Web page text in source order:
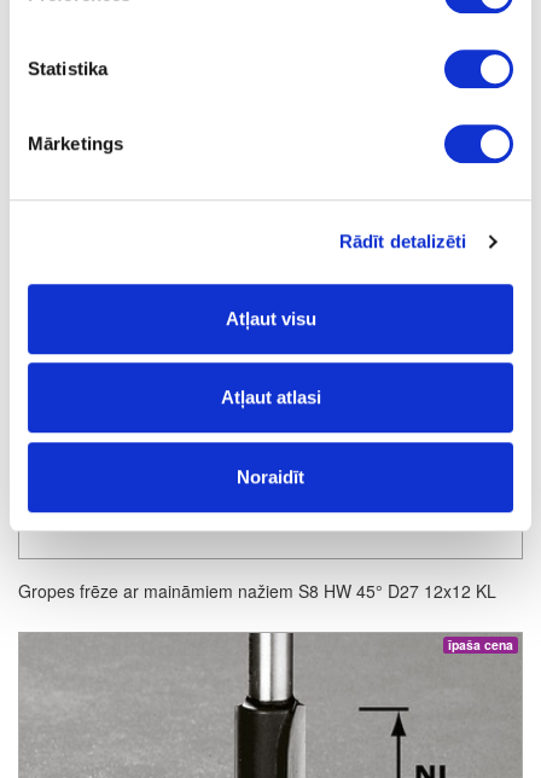
Statistika
Mārketings
Rādīt detalizēti
Atļaut visu
Atļaut atlasi
Noraidīt
Noapaļota frēze HW R6-OFK 500
pasūtījums
Gropes frēze ar maināmiem nažiem S8 HW 45° D27 12x12 KL
īpaša cena